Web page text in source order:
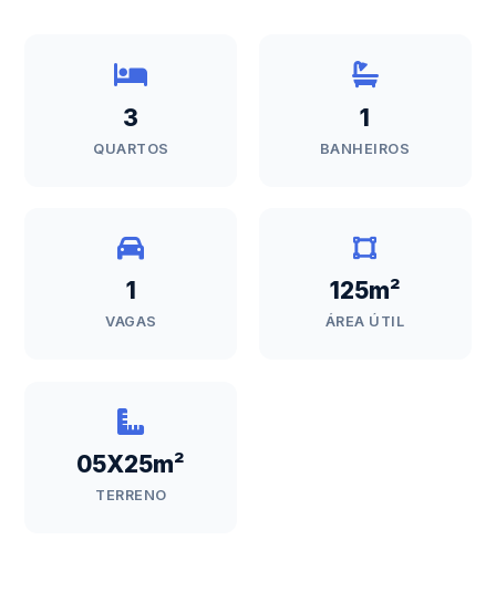
3
QUARTOS
1
BANHEIROS
1
VAGAS
125m²
ÁREA ÚTIL
05X25m²
TERRENO